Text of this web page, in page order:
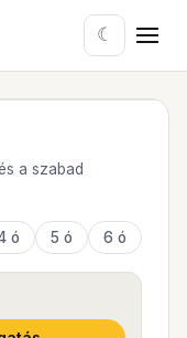
☾
a szabad
ó 5 ó 6 ó